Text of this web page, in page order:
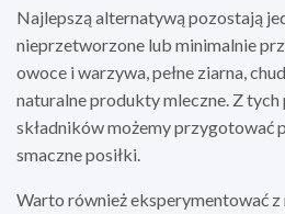
Najlepszą alternatywą pozostają
nieprzetworzone lub minimalnie
owoce i warzywa, pełne ziarna,
naturalne produkty mleczne. Z
składników możemy przygotować
smaczne posiłki.
Warto również eksperymentować